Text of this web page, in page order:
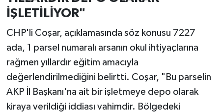
İŞLETİLİYOR"
CHP'li Coşar, açıklamasında söz konusu 7227
ada, 1 parsel numaralı arsanın okul ihtiyaçlarına
rağmen yıllardır eğitim amacıyla
değerlendirilmediğini belirtti. Coşar, "Bu parselin
AKP İl Başkanı'na ait bir işletmeye depo olarak
kiraya verildiği iddiası vahimdir. Bölgedeki